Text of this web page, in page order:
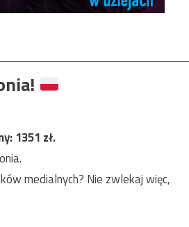
1351 zł.
medialnych? Nie zwlekaj więc,